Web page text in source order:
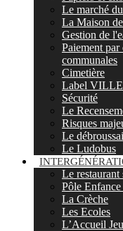
Le marché
La Maison
Gestion de
Paiement par
communales
Cimetière
Label
Sécurité
Le
Risques
Le
Le Ludobus
Le restaurant
Pôle Enfance
La Crèche
Les Ecoles
L’Accueil